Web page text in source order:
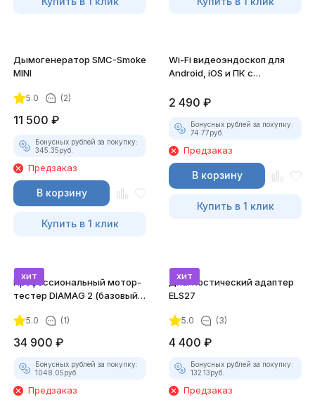
Дымогенератор SMC-Smoke
MINI
5.0 (2)
11 500 ₽
Бонусных рублей за покупку:
345.35руб.
Предзаказ
В корзину
Купить в 1 клик
Wi-Fi видеоэндоскоп для
Android, iOS и ПК с
2 490 ₽
Бонусных рублей за покупку:
74.77руб.
Предзаказ
В корзину
Купить в 1 клик
хит
Профессиональный мотор-
тестер DIAMAG 2 (базовый
5.0 (1)
34 900 ₽
Бонусных рублей за покупку:
1048.05руб.
Предзаказ
хит
Диагностический адаптер
ELS27
5.0 (3)
4 400 ₽
Бонусных рублей за покупку:
132.13руб.
Предзаказ